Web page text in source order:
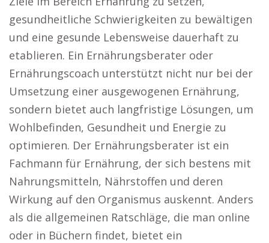
gesundheitliche Schwierigkeiten zu bewältigen
und eine gesunde Lebensweise dauerhaft zu
etablieren. Ein Ernährungsberater oder
Ernährungscoach unterstützt nicht nur bei der
Umsetzung einer ausgewogenen Ernährung,
sondern bietet auch langfristige Lösungen, um
Wohlbefinden, Gesundheit und Energie zu
optimieren. Der Ernährungsberater ist ein
Fachmann für Ernährung, der sich bestens mit
Nahrungsmitteln, Nährstoffen und deren
Wirkung auf den Organismus auskennt. Anders
als die allgemeinen Ratschläge, die man online
oder in Büchern findet, bietet ein